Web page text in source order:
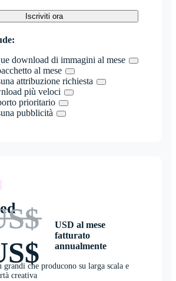
Iscriviti ora
download di immagini al mese
al mese
attribuzione richiesta
più veloci
prioritario
pubblicità
USD al mese
fatturato
annualmente
grandi che producono su larga scala e
creativa